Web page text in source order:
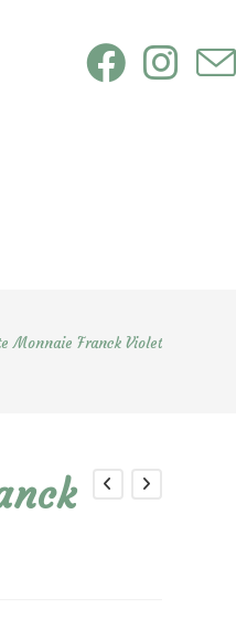
Monnaie Franck Violet